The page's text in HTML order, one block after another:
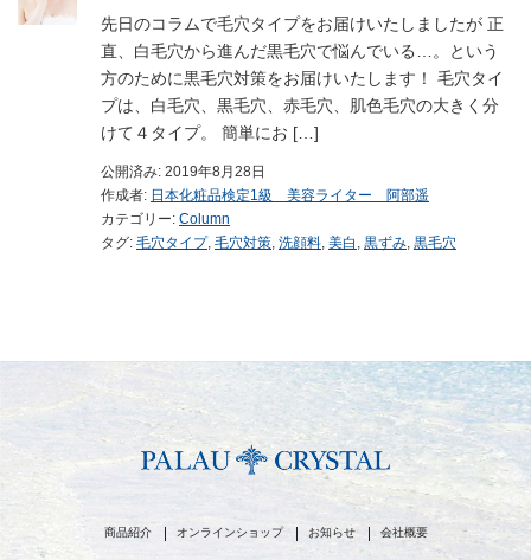
先日のコラムで毛穴タイプをお届けいたしましたが 正
直、白毛穴から進んだ黒毛穴で悩んでいる…。という
方のために黒毛穴対策をお届けいたします！ 毛穴タイ
プは、白毛穴、黒毛穴、赤毛穴、肌色毛穴の大きく分
けて４タイプ。 簡単にお […]
公開済み: 2019年8月28日
作成者: 日本化粧品検定1級 美容ライター 阿部遥
カテゴリー: Column
タグ: 毛穴タイプ, 毛穴対策, 洗顔料, 美白 , 黒ずみ, 黒毛穴
商品紹介 オンラインショップ お知らせ 会社概要